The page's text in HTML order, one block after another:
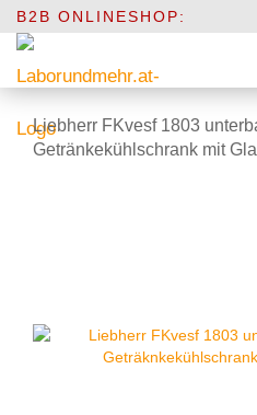
B2B ONLINESHOP:
Liebherr FKvesf 1803
Getränkekühlschrank mit